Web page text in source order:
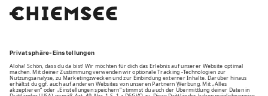
Family
Unsere Vorteile